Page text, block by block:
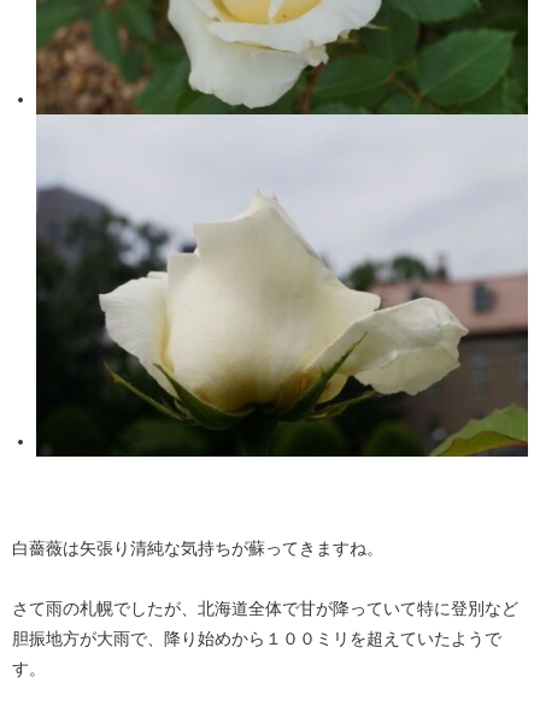
白薔薇は矢張り清純な気持ちが蘇ってきますね。
さて雨の札幌でしたが、北海道全体で甘が降っていて特に登別など
胆振地方が大雨で、降り始めから１００ミリを超えていたようで
す。